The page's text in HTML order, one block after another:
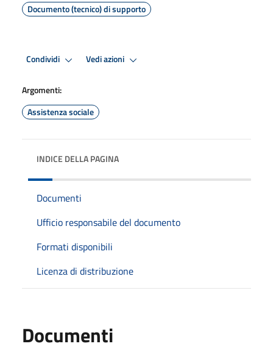
Documento (tecnico) di supporto
Condividi Vedi azioni
Argomenti:
Assistenza sociale
INDICE DELLA PAGINA
Documenti
Ufficio responsabile del documento
Formati disponibili
Licenza di distribuzione
Documenti